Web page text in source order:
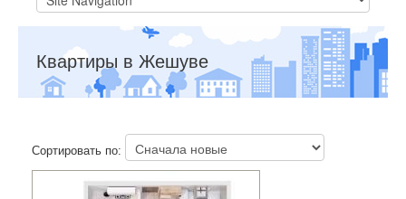
Квартиры в Жешуве
Сортировать по: